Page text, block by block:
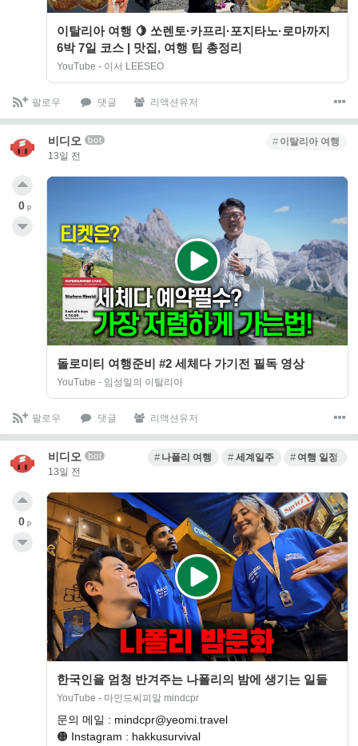
이탈리아 여행 🍋 쏘렌토·카프리·포지타노·로마까지
6박 7일 코스 | 맛집, 여행 팁 총정리
YouTube - 이서 LEESEO
팔로우 댓글 리액션유저
비디오 bot
13일 전
이탈리아 여행
돌로미티 여행준비 #2 세체다 가기전 필독 영상
YouTube - 임성일의 이탈리아
0 p
팔로우 댓글 리액션유저
비디오 bot
13일 전
나폴리 여행 세계일주 여행 일정 계
한국인을 엄청 반겨주는 나폴리의 밤에 생기는 일들
YouTube - 마인드씨피알 mindcpr
문의 메일 : mindcpr@yeomi.travel
🟠 Instagram : hakkusurvival
0 p